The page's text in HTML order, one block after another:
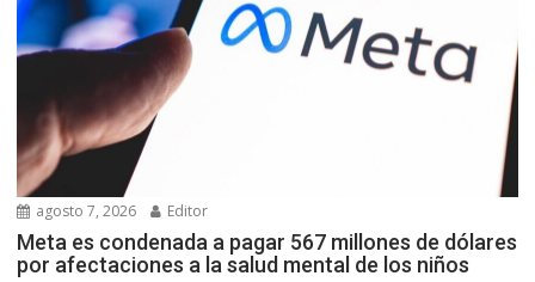
agosto 7, 2026 Editor
Meta es condenada a pagar 567 millones de dólares
por afectaciones a la salud mental de los niños